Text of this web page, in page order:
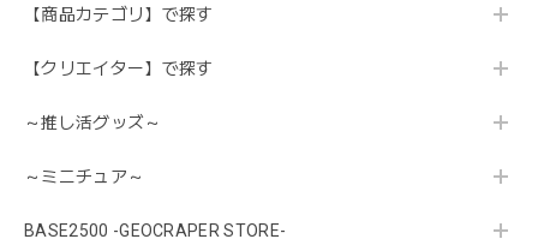
【商品カテゴリ】で探す
【クリエイター】で探す
～推し活グッズ～
～ミニチュア～
BASE2500 -GEOCRAPER STORE-